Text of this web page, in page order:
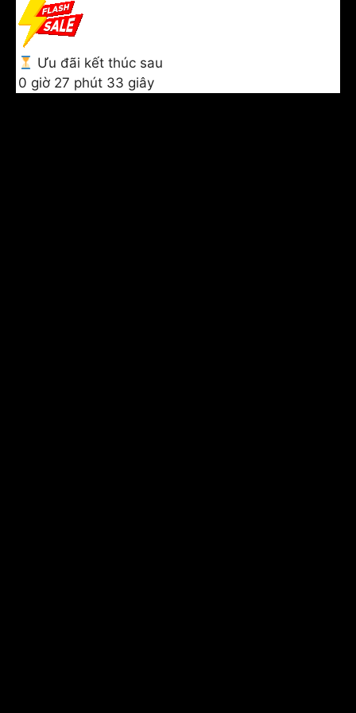
Chuyển
đến
nội
dungƯu đãi kết thúc sau
0 giờ 27 phút 33 giây